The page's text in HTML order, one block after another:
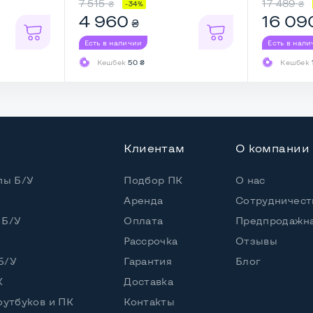
7 515 ₴ -34%
4 960 ₴
Есть в наличии
Кешбек50 ₴
17 489 ₴
16
Есть в
Кешбек
Б/У
Б/У
У
и ПК
Клиентам
Подбор ПК
Аренда
Оплата
Рассрочка
Гарантия
Доставка
Контакты
О компании
О нас
Отзывы
Блог